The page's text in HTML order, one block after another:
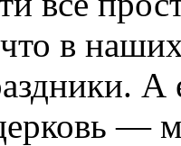
в
А
—